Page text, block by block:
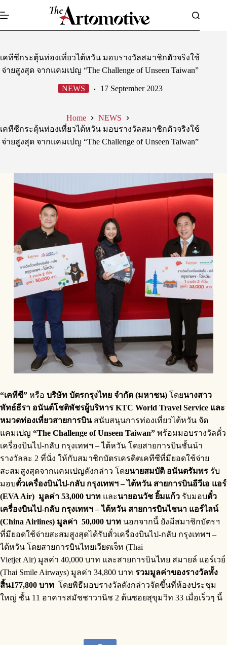
to
เคทีซีกระตุ้นท่องเที่ยวไต้หวัน มอบรางวัลสมาชิกตัวจริงใช้
จ่ายสูงสุด จากแคมเปญ “The Challenge of Unseen Taiwan”
NEWS 17 September 2023
Home
NEWS
เคทีซีกระตุ้นท่องเที่ยวไต้หวัน มอบรางวัลสมาชิกตัวจริงใช้
จ่ายสูงสุด จากแคมเปญ “The Challenge of Unseen Taiwan”
“เคทีซี” หรือ บริษัท บัตรกรุงไทย จำกัด (มหาชน) โดยนางสาว
พัทธ์ธีรา อนันต์โชติพัชรผู้บริหาร KTC World Travel Service และ
หมวดท่องเที่ยวสายการบินสนับสนุนการท่องเที่ยวไต้หวัน จัด
แคมเปญ “The Challenge of Unseen Taiwan” พร้อมมอบรางวัลตั๋ว
เครื่องบินไป-กลับ กรุงเทพฯ – ไต้หวัน โดยสายการบินชั้นนำ
รางวัลละ 2 ที่นั่ง ให้กับสมาชิกบัตรเครดิตเคทีซีที่มียอดใช้จ่าย
สะสมสูงสุดจากแคมเปญดังกล่าว โดยนายสมบัติ อนันตรัมพร รับ
มอบตั๋วเครื่องบินไป-กลับ กรุงเทพฯ – ไต้หวัน สายการบินอีวีเอ แอร์
(EVA Air) มูลค่า 53,000 บาท และนายอนวัช ยิ้มแก้ว รับมอบตั๋ว
เครื่องบินไป-กลับ กรุงเทพฯ – ไต้หวัน สายการบินไชนา แอร์ไลน์
(China Airlines) มูลค่า 50,000 บาท นอกจากนี้ ยังมีสมาชิกบัตรฯ
ที่มียอดใช้จ่ายสะสมสูงสุดได้รับตั๋วเครื่องบินไป-กลับ กรุงเทพฯ –
ไต้หวัน โดยสายการบินไทยเวียตเจ็ท (Thai
Vietjet Air) มูลค่า 40,000 บาท และสายการบินไทย สมายล์ แอร์เวย์
(Thai Smile Airways) มูลค่า 34,800 บาท รวมมูลค่าของรางวัลทั้ง
สิ้น177,800 บาท โดยพิธีมอบรางวัลดังกล่าวจัดขึ้นที่ห้องประชุม
ใหญ่ ชั้น 11 อาคารสมัชชาวานิช 2 ต้นซอยสุขุมวิท 33 เมื่อเร็วๆ นี้